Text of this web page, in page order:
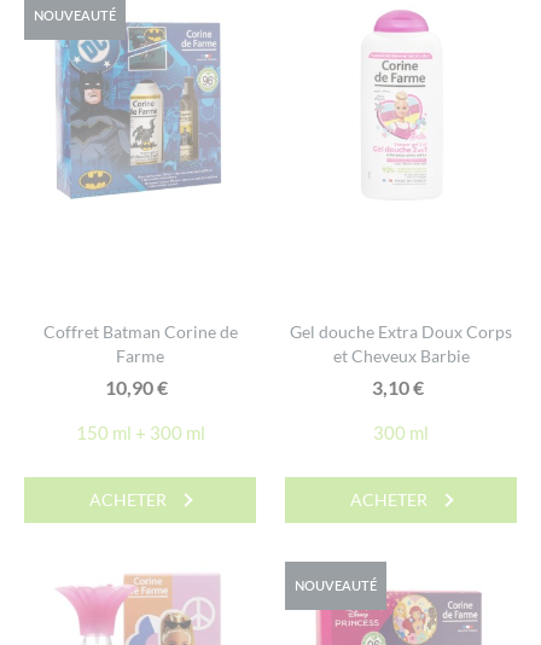
NOUVEAUTÉ
Coffret Batman Corine de
Farme
10,90€
150 ml + 300 ml
ACHETER
Gel douche Extra Doux Corps
et Cheveux Barbie
3,10€
300 ml
ACHETER
NOUVEAUTÉ